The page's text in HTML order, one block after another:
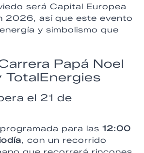
será Capital Europea
2026, así que este evento
y simbolismo que
Papá Noel
TotalEnergies
el 21 de
para las 12:00
, con un recorrido